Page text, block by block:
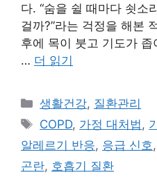
다. “숨을 쉴 때마다 쇳소
걸까?”라는 걱정을 해본
후에 목이 붓고 기도가
… 더 읽기
카
테
리
생활건강, 질환관리
태
그
COPD, 가정 대처법 ,
알레르기 반응, 응급 신호 ,
곤란, 호흡기 질환